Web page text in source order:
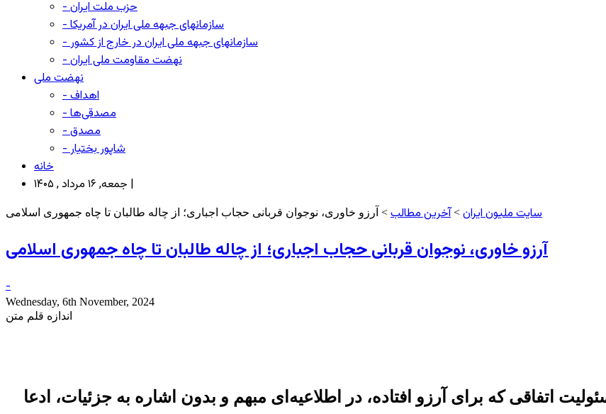
- حزب ملت ایران
- سازمانهای جبهه ملی ایران در آمریکا
- سازمانهای جبهه ملی ایران در خارج از کشور
- نهضت مقاومت ملی ایران
نهضت ملی
- اهداف
- مصدقی‌ها
- مصدق
- شاپور بختیار
خانه
جمعه, ۱۶ مرداد , ۱۴۰۵ |
سایت ملیون ایران >آخرین مطالب > آرزو خاوری، نوجوان قربانی حجاب اجباری؛ از چاله طالبان تا چاه جمهوری اسلامی
آرزو خاوری، نوجوان قربانی حجاب اجباری؛ از چاله طالبان تا چاه جمهوری اسلامی
-
Wednesday, 6th November, 2024
اندازه قلم متن
اتفاقی که برای آرزو افتاده، در اطلاعیه‌ای مبهم و بدون اشاره به جزئیات، ادعا